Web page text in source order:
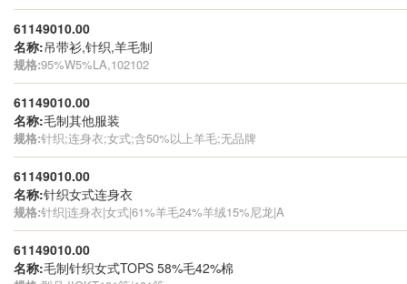
61149010.00
名称:吊带衫,针织,羊毛制
规格:95%W5%LA,102102
61149010.00
名称:毛制其他服装
规格:针织;连身衣;女式;含50%以上羊毛;无品牌
61149010.00
名称:针织女式连身衣
规格:针织|连身衣|女式|61%羊毛24%羊绒15%尼龙|A
61149010.00
名称:毛制针织女式TOPS 58%毛42%棉